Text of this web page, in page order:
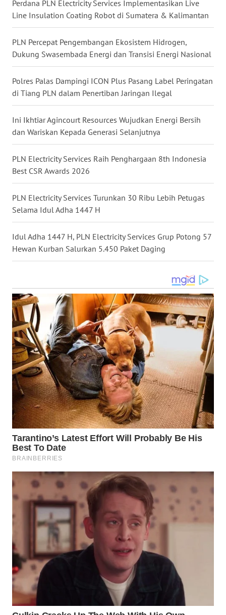
Perdana PLN Electricity Services Implementasikan Live
Line Insulation Coating Robot di Sumatera & Kalimantan
PLN Percepat Pengembangan Ekosistem Hidrogen,
Dukung Swasembada Energi dan Transisi Energi Nasional
Polres Palas Dampingi ICON Plus Pasang Label Peringatan
di Tiang PLN dalam Penertiban Jaringan Ilegal
Ini Ikhtiar Agincourt Resources Wujudkan Energi Bersih
dan Wariskan Kepada Generasi Selanjutnya
PLN Electricity Services Raih Penghargaan 8th Indonesia
Best CSR Awards 2026
PLN Electricity Services Turunkan 30 Ribu Lebih Petugas
Selama Idul Adha 1447 H
Idul Adha 1447 H, PLN Electricity Services Grup Potong 57
Hewan Kurban Salurkan 5.450 Paket Daging
WN
JATIM
WN
BALI
WN
KALBAR
WN
KALTENG
WN
KALSEL
WN
KALTIM
WN
SULSEL
WN
GORONTALO
WN
SULUT
WN
MALUKU
WN
MALUT
DAIRI
WN
DANAU
TOBA